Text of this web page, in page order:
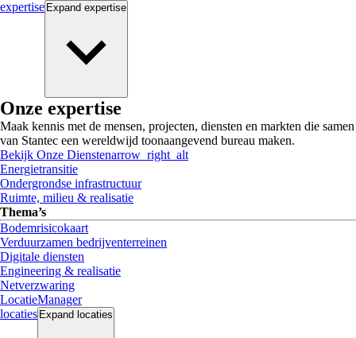
expertise Expand expertise
Onze expertise
Maak kennis met de mensen, projecten, diensten en markten die samen
van Stantec een wereldwijd toonaangevend bureau maken.
Bekijk Onze Dienstenarrow_right_alt
Energietransitie
Ondergrondse infrastructuur
Ruimte, milieu & realisatie
Thema’s
Bodemrisicokaart
Verduurzamen bedrijventerreinen
Digitale diensten
Engineering & realisatie
Netverzwaring
LocatieManager
locaties Expand locaties